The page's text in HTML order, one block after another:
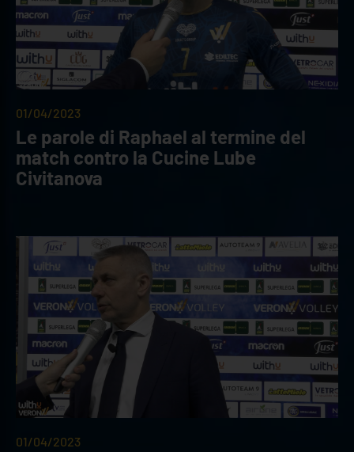
01/04/2023
Le parole di Raphael al termine del
match contro la Cucine Lube
Civitanova
01/04/2023